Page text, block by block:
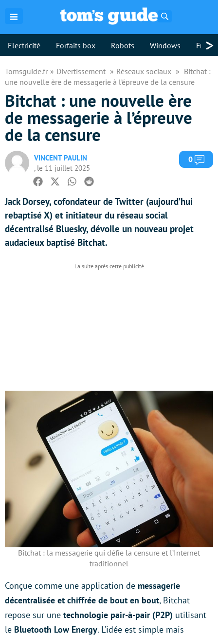
Electricité Forfaits box Robots Windows >
Tomsguide.fr Divertissement Réseaux sociaux
Bitchat :
une nouvelle ère de messagerie à l’épreuve de la censure
Bitchat : une nouvelle ère
de messagerie à l’épreuve
de la censure
VINCENT PAULIN
, le 11 juillet 2025
0
Facebook
TwitterWhatsapp
Reddit
Jack Dorsey, cofondateur de Twitter (aujourd’hui
rebaptisé X) et initiateur du réseau social
décentralisé Bluesky, dévoile un nouveau projet
audacieux baptisé Bitchat.
Bitchat : la messagerie qui défie la censure et l’Internet
traditionnel
Conçue comme une application de messagerie
décentralisée et chiffrée de bout en bout, Bitchat
repose sur une technologie pair-à-pair (P2P) utilisant
le Bluetooth Low Energy. L’idée est simple mais